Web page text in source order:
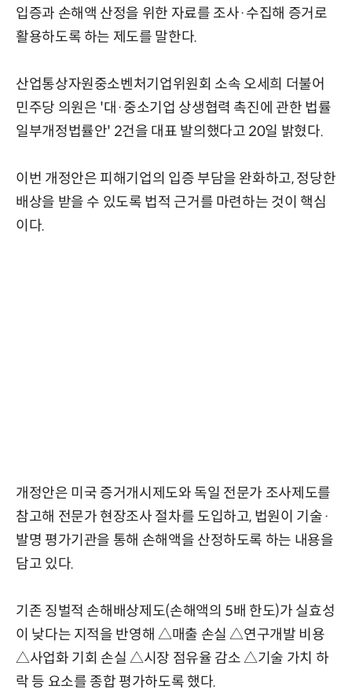
입증과 손해액 산정을 위한 자료를 조사·수집해 증거로
활용하도록 하는 제도를 말한다.
산업통상자원중소벤처기업위원회 소속 오세희 더불어
민주당 의원은 '대·중소기업 상생협력 촉진에 관한 법률
일부개정법률안' 2건을 대표 발의했다고 20일 밝혔다.
이번 개정안은 피해기업의 입증 부담을 완화하고, 정당한
배상을 받을 수 있도록 법적 근거를 마련하는 것이 핵심
이다.
개정안은 미국 증거개시제도와 독일 전문가 조사제도를
참고해 전문가 현장조사 절차를 도입하고, 법원이 기술·
발명 평가기관을 통해 손해액을 산정하도록 하는 내용을
담고 있다.
기존 징벌적 손해배상제도(손해액의 5배 한도)가 실효성
이 낮다는 지적을 반영해 △매출 손실 △연구개발 비용
△사업화 기회 손실 △시장 점유율 감소 △기술 가치 하
락 등 요소를 종합 평가하도록 했다.